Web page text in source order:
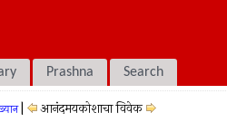
Prashna Search
आनंदमयकोशाचा विवेक